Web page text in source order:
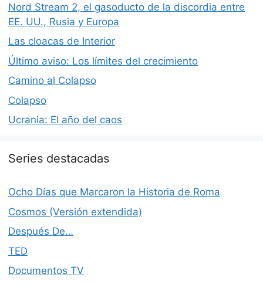
Nord Stream 2, el gasoducto de la discordia entre
EE. UU., Rusia y Europa
Las cloacas de Interior
Último aviso: Los límites del crecimiento
Camino al Colapso
Colapso
Ucrania: El año del caos
Series destacadas
Ocho Días que Marcaron la Historia de Roma
Cosmos (Versión extendida)
Después De…
TED
Documentos TV